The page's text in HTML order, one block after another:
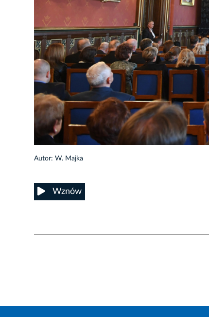
Autor: W. Majka
Wznów